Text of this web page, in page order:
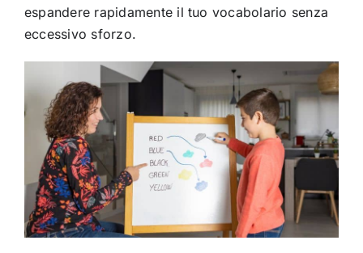
espandere rapidamente il tuo vocabolario senza
eccessivo sforzo.